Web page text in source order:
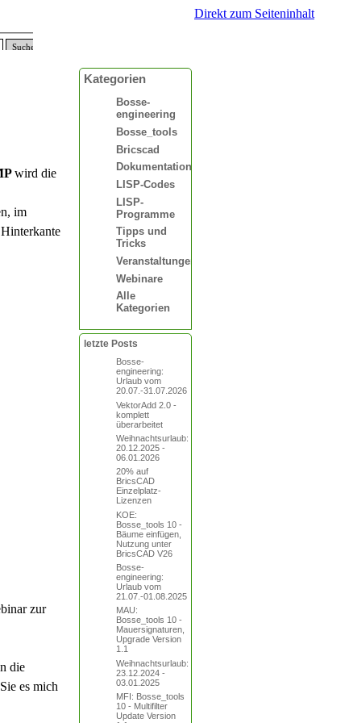
Suchen
Direkt zum Seiteninhalt
wird die
im
zur
die
es mich
Kategorien
Bosse-
engineering
Bosse_tools
Bricscad
Dokumentationen
LISP-Codes
LISP-
Programme
Tipps und
Tricks
Veranstaltungen
Webinare
Alle
Kategorien
letzte Posts
Bosse-
engineering:
Urlaub vom
20.07.-31.07.2026
VektorAdd 2.0 -
komplett
überarbeitet
Weihnachtsurlaub:
20.12.2025 -
06.01.2026
20% auf
BricsCAD
Einzelplatz-
Lizenzen
KOE:
Bosse_tools 10 -
Bäume einfügen,
Nutzung unter
BricsCAD V26
Bosse-
engineering:
Urlaub vom
21.07.-01.08.2025
MAU:
Bosse_tools 10 -
Mauersignaturen,
Upgrade Version
1.1
Weihnachtsurlaub:
23.12.2024 -
03.01.2025
MFI: Bosse_tools
10 - Multifilter
Update Version